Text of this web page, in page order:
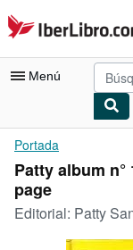
Pasar al contenido
IberLibro.com
Menú
Mi cuenta
Consultar mis
Búsqueda avanzada
Colecciones
Portada
Patty album
page
Editorial: Patty